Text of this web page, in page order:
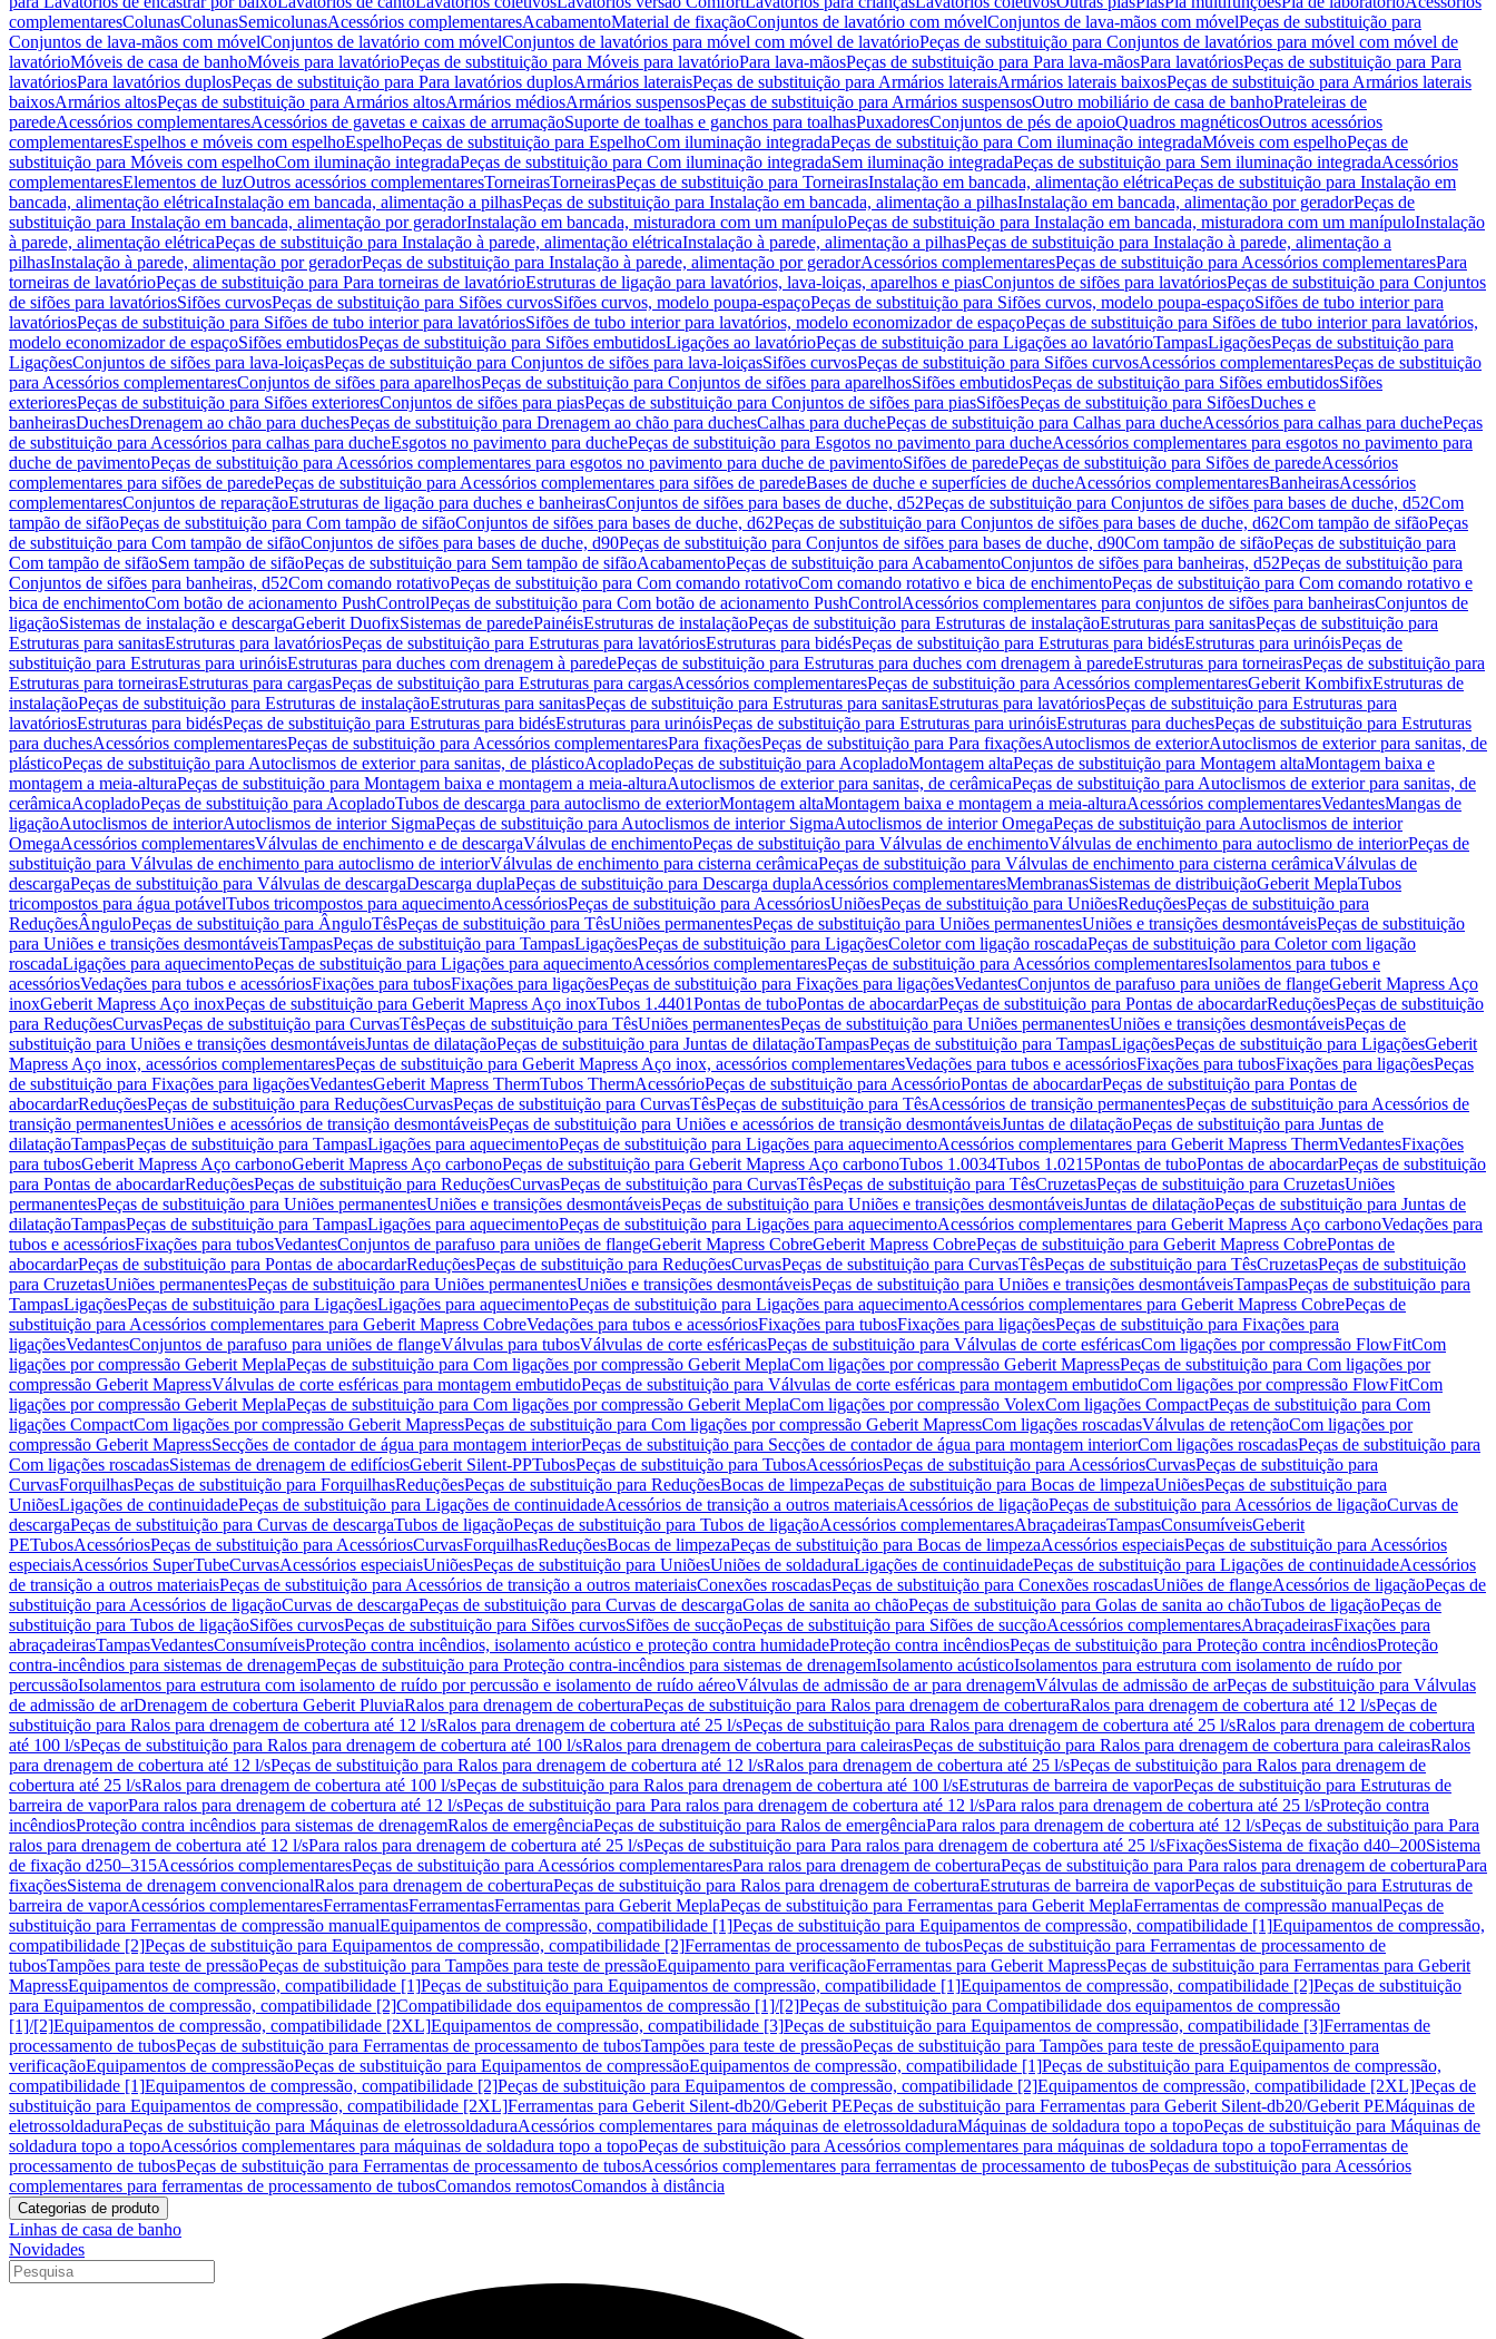
complementaresColunasColunasSemicolunasAcessórios complementaresAcabamentoMaterial de fixaçãoConjuntos de lavatório com móvelConjuntos de lava-mãos com móvelPeças de substituição para
Conjuntos de lava-mãos com móvelConjuntos de lavatório com móvelConjuntos de lavatórios para móvel com móvel de lavatórioPeças de substituição para Conjuntos de lavatórios para móvel com móvel de
lavatórioMóveis de casa de banhoMóveis para lavatórioPeças de substituição para Móveis para lavatórioPara lava-mãosPeças de substituição para Para lava-mãosPara lavatóriosPeças de substituição para Para
lavatóriosPara lavatórios duplosPeças de substituição para Para lavatórios duplosArmários lateraisPeças de substituição para Armários lateraisArmários laterais baixosPeças de substituição para Armários laterais
baixosArmários altosPeças de substituição para Armários altosArmários médiosArmários suspensosPeças de substituição para Armários suspensosOutro mobiliário de casa de banhoPrateleiras de
paredeAcessórios complementaresAcessórios de gavetas e caixas de arrumaçãoSuporte de toalhas e ganchos para toalhasPuxadoresConjuntos de pés de apoioQuadros magnéticosOutros acessórios
complementaresEspelhos e móveis com espelhoEspelhoPeças de substituição para EspelhoCom iluminação integradaPeças de substituição para Com iluminação integradaMóveis com espelhoPeças de
substituição para Móveis com espelhoCom iluminação integradaPeças de substituição para Com iluminação integradaSem iluminação integradaPeças de substituição para Sem iluminação integradaAcessórios
complementaresElementos de luzOutros acessórios complementaresTorneirasTorneirasPeças de substituição para TorneirasInstalação em bancada, alimentação elétricaPeças de substituição para Instalação em
bancada, alimentação elétricaInstalação em bancada, alimentação a pilhasPeças de substituição para Instalação em bancada, alimentação a pilhasInstalação em bancada, alimentação por geradorPeças de
substituição para Instalação em bancada, alimentação por geradorInstalação em bancada, misturadora com um manípuloPeças de substituição para Instalação em bancada, misturadora com um manípuloInstalação
à parede, alimentação elétricaPeças de substituição para Instalação à parede, alimentação elétricaInstalação à parede, alimentação a pilhasPeças de substituição para Instalação à parede, alimentação a
pilhasInstalação à parede, alimentação por geradorPeças de substituição para Instalação à parede, alimentação por geradorAcessórios complementaresPeças de substituição para Acessórios complementaresPara
torneiras de lavatórioPeças de substituição para Para torneiras de lavatórioEstruturas de ligação para lavatórios, lava-loiças, aparelhos e piasConjuntos de sifões para lavatóriosPeças de substituição para Conjuntos
de sifões para lavatóriosSifões curvosPeças de substituição para Sifões curvosSifões curvos, modelo poupa-espaçoPeças de substituição para Sifões curvos, modelo poupa-espaçoSifões de tubo interior para
lavatóriosPeças de substituição para Sifões de tubo interior para lavatóriosSifões de tubo interior para lavatórios, modelo economizador de espaçoPeças de substituição para Sifões de tubo interior para lavatórios,
modelo economizador de espaçoSifões embutidosPeças de substituição para Sifões embutidosLigações ao lavatórioPeças de substituição para Ligações ao lavatórioTampasLigaçõesPeças de substituição para
LigaçõesConjuntos de sifões para lava-loiçasPeças de substituição para Conjuntos de sifões para lava-loiçasSifões curvosPeças de substituição para Sifões curvosAcessórios complementaresPeças de substituição
para Acessórios complementaresConjuntos de sifões para aparelhosPeças de substituição para Conjuntos de sifões para aparelhosSifões embutidosPeças de substituição para Sifões embutidosSifões
exterioresPeças de substituição para Sifões exterioresConjuntos de sifões para piasPeças de substituição para Conjuntos de sifões para piasSifõesPeças de substituição para SifõesDuches e
banheirasDuchesDrenagem ao chão para duchesPeças de substituição para Drenagem ao chão para duchesCalhas para duchePeças de substituição para Calhas para ducheAcessórios para calhas para duchePeças
de substituição para Acessórios para calhas para ducheEsgotos no pavimento para duchePeças de substituição para Esgotos no pavimento para ducheAcessórios complementares para esgotos no pavimento para
duche de pavimentoPeças de substituição para Acessórios complementares para esgotos no pavimento para duche de pavimentoSifões de paredePeças de substituição para Sifões de paredeAcessórios
complementares para sifões de paredePeças de substituição para Acessórios complementares para sifões de paredeBases de duche e superfícies de ducheAcessórios complementaresBanheirasAcessórios
complementaresConjuntos de reparaçãoEstruturas de ligação para duches e banheirasConjuntos de sifões para bases de duche, d52Peças de substituição para Conjuntos de sifões para bases de duche, d52Com
tampão de sifãoPeças de substituição para Com tampão de sifãoConjuntos de sifões para bases de duche, d62Peças de substituição para Conjuntos de sifões para bases de duche, d62Com tampão de sifãoPeças
de substituição para Com tampão de sifãoConjuntos de sifões para bases de duche, d90Peças de substituição para Conjuntos de sifões para bases de duche, d90Com tampão de sifãoPeças de substituição para
Com tampão de sifãoSem tampão de sifãoPeças de substituição para Sem tampão de sifãoAcabamentoPeças de substituição para AcabamentoConjuntos de sifões para banheiras, d52Peças de substituição para
Conjuntos de sifões para banheiras, d52Com comando rotativoPeças de substituição para Com comando rotativoCom comando rotativo e bica de enchimentoPeças de substituição para Com comando rotativo e
bica de enchimentoCom botão de acionamento PushControlPeças de substituição para Com botão de acionamento PushControlAcessórios complementares para conjuntos de sifões para banheirasConjuntos de
ligaçãoSistemas de instalação e descargaGeberit DuofixSistemas de paredePainéisEstruturas de instalaçãoPeças de substituição para Estruturas de instalaçãoEstruturas para sanitasPeças de substituição para
Estruturas para sanitasEstruturas para lavatóriosPeças de substituição para Estruturas para lavatóriosEstruturas para bidésPeças de substituição para Estruturas para bidésEstruturas para urinóisPeças de
substituição para Estruturas para urinóisEstruturas para duches com drenagem à paredePeças de substituição para Estruturas para duches com drenagem à paredeEstruturas para torneirasPeças de substituição para
Estruturas para torneirasEstruturas para cargasPeças de substituição para Estruturas para cargasAcessórios complementaresPeças de substituição para Acessórios complementaresGeberit KombifixEstruturas de
instalaçãoPeças de substituição para Estruturas de instalaçãoEstruturas para sanitasPeças de substituição para Estruturas para sanitasEstruturas para lavatóriosPeças de substituição para Estruturas para
lavatóriosEstruturas para bidésPeças de substituição para Estruturas para bidésEstruturas para urinóisPeças de substituição para Estruturas para urinóisEstruturas para duchesPeças de substituição para Estruturas
para duchesAcessórios complementaresPeças de substituição para Acessórios complementaresPara fixaçõesPeças de substituição para Para fixaçõesAutoclismos de exteriorAutoclismos de exterior para sanitas, de
plásticoPeças de substituição para Autoclismos de exterior para sanitas, de plásticoAcopladoPeças de substituição para AcopladoMontagem altaPeças de substituição para Montagem altaMontagem baixa e
montagem a meia-alturaPeças de substituição para Montagem baixa e montagem a meia-alturaAutoclismos de exterior para sanitas, de cerâmicaPeças de substituição para Autoclismos de exterior para sanitas, de
cerâmicaAcopladoPeças de substituição para AcopladoTubos de descarga para autoclismo de exteriorMontagem altaMontagem baixa e montagem a meia-alturaAcessórios complementaresVedantesMangas de
ligaçãoAutoclismos de interiorAutoclismos de interior SigmaPeças de substituição para Autoclismos de interior SigmaAutoclismos de interior OmegaPeças de substituição para Autoclismos de interior
OmegaAcessórios complementaresVálvulas de enchimento e de descargaVálvulas de enchimentoPeças de substituição para Válvulas de enchimentoVálvulas de enchimento para autoclismo de interiorPeças de
substituição para Válvulas de enchimento para autoclismo de interiorVálvulas de enchimento para cisterna cerâmicaPeças de substituição para Válvulas de enchimento para cisterna cerâmicaVálvulas de
descargaPeças de substituição para Válvulas de descargaDescarga duplaPeças de substituição para Descarga duplaAcessórios complementaresMembranasSistemas de distribuiçãoGeberit MeplaTubos
tricompostos para água potávelTubos tricompostos para aquecimentoAcessóriosPeças de substituição para AcessóriosUniõesPeças de substituição para UniõesReduçõesPeças de substituição para
ReduçõesÂnguloPeças de substituição para ÂnguloTêsPeças de substituição para TêsUniões permanentesPeças de substituição para Uniões permanentesUniões e transições desmontáveisPeças de substituição
para Uniões e transições desmontáveisTampasPeças de substituição para TampasLigaçõesPeças de substituição para LigaçõesColetor com ligação roscadaPeças de substituição para Coletor com ligação
roscadaLigações para aquecimentoPeças de substituição para Ligações para aquecimentoAcessórios complementaresPeças de substituição para Acessórios complementaresIsolamentos para tubos e
acessóriosVedações para tubos e acessóriosFixações para tubosFixações para ligaçõesPeças de substituição para Fixações para ligaçõesVedantesConjuntos de parafuso para uniões de flangeGeberit Mapress Aço
inoxGeberit Mapress Aço inoxPeças de substituição para Geberit Mapress Aço inoxTubos 1.4401Pontas de tuboPontas de abocardarPeças de substituição para Pontas de abocardarReduçõesPeças de substituição
para ReduçõesCurvasPeças de substituição para CurvasTêsPeças de substituição para TêsUniões permanentesPeças de substituição para Uniões permanentesUniões e transições desmontáveisPeças de
substituição para Uniões e transições desmontáveisJuntas de dilataçãoPeças de substituição para Juntas de dilataçãoTampasPeças de substituição para TampasLigaçõesPeças de substituição para LigaçõesGeberit
Mapress Aço inox, acessórios complementaresPeças de substituição para Geberit Mapress Aço inox, acessórios complementaresVedações para tubos e acessóriosFixações para tubosFixações para ligaçõesPeças
de substituição para Fixações para ligaçõesVedantesGeberit Mapress ThermTubos ThermAcessórioPeças de substituição para AcessórioPontas de abocardarPeças de substituição para Pontas de
abocardarReduçõesPeças de substituição para ReduçõesCurvasPeças de substituição para CurvasTêsPeças de substituição para TêsAcessórios de transição permanentesPeças de substituição para Acessórios de
transição permanentesUniões e acessórios de transição desmontáveisPeças de substituição para Uniões e acessórios de transição desmontáveisJuntas de dilataçãoPeças de substituição para Juntas de
dilataçãoTampasPeças de substituição para TampasLigações para aquecimentoPeças de substituição para Ligações para aquecimentoAcessórios complementares para Geberit Mapress ThermVedantesFixações
para tubosGeberit Mapress Aço carbonoGeberit Mapress Aço carbonoPeças de substituição para Geberit Mapress Aço carbonoTubos 1.0034Tubos 1.0215Pontas de tuboPontas de abocardarPeças de substituição
para Pontas de abocardarReduçõesPeças de substituição para ReduçõesCurvasPeças de substituição para CurvasTêsPeças de substituição para TêsCruzetasPeças de substituição para CruzetasUniões
permanentesPeças de substituição para Uniões permanentesUniões e transições desmontáveisPeças de substituição para Uniões e transições desmontáveisJuntas de dilataçãoPeças de substituição para Juntas de
dilataçãoTampasPeças de substituição para TampasLigações para aquecimentoPeças de substituição para Ligações para aquecimentoAcessórios complementares para Geberit Mapress Aço carbonoVedações para
tubos e acessóriosFixações para tubosVedantesConjuntos de parafuso para uniões de flangeGeberit Mapress CobreGeberit Mapress CobrePeças de substituição para Geberit Mapress CobrePontas de
abocardarPeças de substituição para Pontas de abocardarReduçõesPeças de substituição para ReduçõesCurvasPeças de substituição para CurvasTêsPeças de substituição para TêsCruzetasPeças de substituição
para CruzetasUniões permanentesPeças de substituição para Uniões permanentesUniões e transições desmontáveisPeças de substituição para Uniões e transições desmontáveisTampasPeças de substituição para
TampasLigaçõesPeças de substituição para LigaçõesLigações para aquecimentoPeças de substituição para Ligações para aquecimentoAcessórios complementares para Geberit Mapress CobrePeças de
substituição para Acessórios complementares para Geberit Mapress CobreVedações para tubos e acessóriosFixações para tubosFixações para ligaçõesPeças de substituição para Fixações para
ligaçõesVedantesConjuntos de parafuso para uniões de flangeVálvulas para tubosVálvulas de corte esféricasPeças de substituição para Válvulas de corte esféricasCom ligações por compressão FlowFitCom
ligações por compressão Geberit MeplaPeças de substituição para Com ligações por compressão Geberit MeplaCom ligações por compressão Geberit MapressPeças de substituição para Com ligações por
compressão Geberit MapressVálvulas de corte esféricas para montagem embutidoPeças de substituição para Válvulas de corte esféricas para montagem embutidoCom ligações por compressão FlowFitCom
ligações por compressão Geberit MeplaPeças de substituição para Com ligações por compressão Geberit MeplaCom ligações por compressão VolexCom ligações CompactPeças de substituição para Com
ligações CompactCom ligações por compressão Geberit MapressPeças de substituição para Com ligações por compressão Geberit MapressCom ligações roscadasVálvulas de retençãoCom ligações por
compressão Geberit MapressSecções de contador de água para montagem interiorPeças de substituição para Secções de contador de água para montagem interiorCom ligações roscadasPeças de substituição para
Com ligações roscadasSistemas de drenagem de edifíciosGeberit Silent-PPTubosPeças de substituição para TubosAcessóriosPeças de substituição para AcessóriosCurvasPeças de substituição para
CurvasForquilhasPeças de substituição para ForquilhasReduçõesPeças de substituição para ReduçõesBocas de limpezaPeças de substituição para Bocas de limpezaUniõesPeças de substituição para
UniõesLigações de continuidadePeças de substituição para Ligações de continuidadeAcessórios de transição a outros materiaisAcessórios de ligaçãoPeças de substituição para Acessórios de ligaçãoCurvas de
descargaPeças de substituição para Curvas de descargaTubos de ligaçãoPeças de substituição para Tubos de ligaçãoAcessórios complementaresAbraçadeirasTampasConsumíveisGeberit
PETubosAcessóriosPeças de substituição para AcessóriosCurvasForquilhasReduçõesBocas de limpezaPeças de substituição para Bocas de limpezaAcessórios especiaisPeças de substituição para Acessórios
especiaisAcessórios SuperTubeCurvasAcessórios especiaisUniõesPeças de substituição para UniõesUniões de soldaduraLigações de continuidadePeças de substituição para Ligações de continuidadeAcessórios
de transição a outros materiaisPeças de substituição para Acessórios de transição a outros materiaisConexões roscadasPeças de substituição para Conexões roscadasUniões de flangeAcessórios de ligaçãoPeças de
substituição para Acessórios de ligaçãoCurvas de descargaPeças de substituição para Curvas de descargaGolas de sanita ao chãoPeças de substituição para Golas de sanita ao chãoTubos de ligaçãoPeças de
substituição para Tubos de ligaçãoSifões curvosPeças de substituição para Sifões curvosSifões de sucçãoPeças de substituição para Sifões de sucçãoAcessórios complementaresAbraçadeirasFixações para
abraçadeirasTampasVedantesConsumíveisProteção contra incêndios, isolamento acústico e proteção contra humidadeProteção contra incêndiosPeças de substituição para Proteção contra incêndiosProteção
contra-incêndios para sistemas de drenagemPeças de substituição para Proteção contra-incêndios para sistemas de drenagemIsolamento acústicoIsolamentos para estrutura com isolamento de ruído por
percussãoIsolamentos para estrutura com isolamento de ruído por percussão e isolamento de ruído aéreoVálvulas de admissão de ar para drenagemVálvulas de admissão de arPeças de substituição para Válvulas
de admissão de arDrenagem de cobertura Geberit PluviaRalos para drenagem de coberturaPeças de substituição para Ralos para drenagem de coberturaRalos para drenagem de cobertura até 12 l/sPeças de
substituição para Ralos para drenagem de cobertura até 12 l/sRalos para drenagem de cobertura até 25 l/sPeças de substituição para Ralos para drenagem de cobertura até 25 l/sRalos para drenagem de cobertura
até 100 l/sPeças de substituição para Ralos para drenagem de cobertura até 100 l/sRalos para drenagem de cobertura para caleirasPeças de substituição para Ralos para drenagem de cobertura para caleirasRalos
para drenagem de cobertura até 12 l/sPeças de substituição para Ralos para drenagem de cobertura até 12 l/sRalos para drenagem de cobertura até 25 l/sPeças de substituição para Ralos para drenagem de
cobertura até 25 l/sRalos para drenagem de cobertura até 100 l/sPeças de substituição para Ralos para drenagem de cobertura até 100 l/sEstruturas de barreira de vaporPeças de substituição para Estruturas de
barreira de vaporPara ralos para drenagem de cobertura até 12 l/sPeças de substituição para Para ralos para drenagem de cobertura até 12 l/sPara ralos para drenagem de cobertura até 25 l/sProteção contra
incêndiosProteção contra incêndios para sistemas de drenagemRalos de emergênciaPeças de substituição para Ralos de emergênciaPara ralos para drenagem de cobertura até 12 l/sPeças de substituição para Para
ralos para drenagem de cobertura até 12 l/sPara ralos para drenagem de cobertura até 25 l/sPeças de substituição para Para ralos para drenagem de cobertura até 25 l/sFixaçõesSistema de fixação d40–200Sistema
de fixação d250–315Acessórios complementaresPeças de substituição para Acessórios complementaresPara ralos para drenagem de coberturaPeças de substituição para Para ralos para drenagem de coberturaPara
fixaçõesSistema de drenagem convencionalRalos para drenagem de coberturaPeças de substituição para Ralos para drenagem de coberturaEstruturas de barreira de vaporPeças de substituição para Estruturas de
barreira de vaporAcessórios complementaresFerramentasFerramentasFerramentas para Geberit MeplaPeças de substituição para Ferramentas para Geberit MeplaFerramentas de compressão manualPeças de
substituição para Ferramentas de compressão manualEquipamentos de compressão, compatibilidade [1]Peças de substituição para Equipamentos de compressão, compatibilidade [1]Equipamentos de compressão,
compatibilidade [2]Peças de substituição para Equipamentos de compressão, compatibilidade [2]Ferramentas de processamento de tubosPeças de substituição para Ferramentas de processamento de
tubosTampões para teste de pressãoPeças de substituição para Tampões para teste de pressãoEquipamento para verificaçãoFerramentas para Geberit MapressPeças de substituição para Ferramentas para Geberit
MapressEquipamentos de compressão, compatibilidade [1]Peças de substituição para Equipamentos de compressão, compatibilidade [1]Equipamentos de compressão, compatibilidade [2]Peças de substituição
para Equipamentos de compressão, compatibilidade [2]Compatibilidade dos equipamentos de compressão [1]/[2]Peças de substituição para Compatibilidade dos equipamentos de compressão
[1]/[2]Equipamentos de compressão, compatibilidade [2XL]Equipamentos de compressão, compatibilidade [3]Peças de substituição para Equipamentos de compressão, compatibilidade [3]Ferramentas de
processamento de tubosPeças de substituição para Ferramentas de processamento de tubosTampões para teste de pressãoPeças de substituição para Tampões para teste de pressãoEquipamento para
verificaçãoEquipamentos de compressãoPeças de substituição para Equipamentos de compressãoEquipamentos de compressão, compatibilidade [1]Peças de substituição para Equipamentos de compressão,
compatibilidade [1]Equipamentos de compressão, compatibilidade [2]Peças de substituição para Equipamentos de compressão, compatibilidade [2]Equipamentos de compressão, compatibilidade [2XL]Peças de
substituição para Equipamentos de compressão, compatibilidade [2XL]Ferramentas para Geberit Silent-db20/Geberit PEPeças de substituição para Ferramentas para Geberit Silent-db20/Geberit PEMáquinas de
eletrossoldaduraPeças de substituição para Máquinas de eletrossoldaduraAcessórios complementares para máquinas de eletrossoldaduraMáquinas de soldadura topo a topoPeças de substituição para Máquinas de
soldadura topo a topoAcessórios complementares para máquinas de soldadura topo a topoPeças de substituição para Acessórios complementares para máquinas de soldadura topo a topoFerramentas de
processamento de tubosPeças de substituição para Ferramentas de processamento de tubosAcessórios complementares para ferramentas de processamento de tubosPeças de substituição para Acessórios
complementares para ferramentas de processamento de tubosComandos remotosComandos à distância
Categorias de produto
Linhas de casa de banho
Novidades